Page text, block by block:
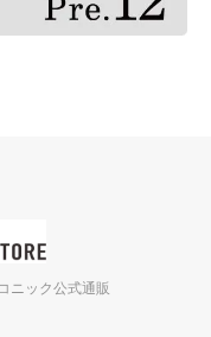
ニック公式通販